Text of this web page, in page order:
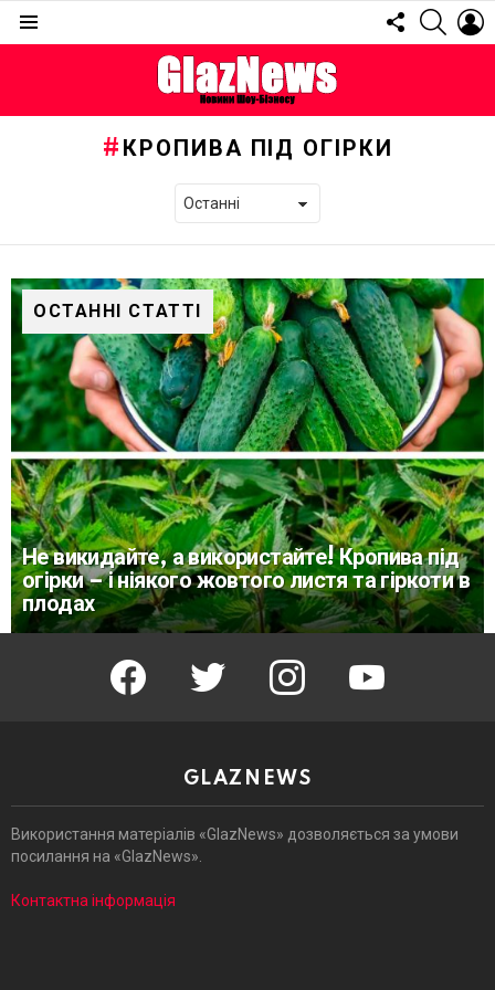
FOLLOW
US
КРОПИВА ПІД ОГІРКИ
ОСТАННІ СТАТТІ
Не викидайте, а використайте! Кропива під
огірки – і ніякого жовтого листя та гіркоти в
плодах
facebook twitter instagram youtube
GLAZNEWS
Використання матеріалів «GlazNews» дозволяється за умови
посилання на «GlazNews».
Контактна інформація